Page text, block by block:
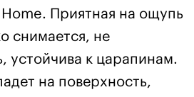
Приятная на ощупь
снимается, не
устойчива к царапинам.
на поверхность,